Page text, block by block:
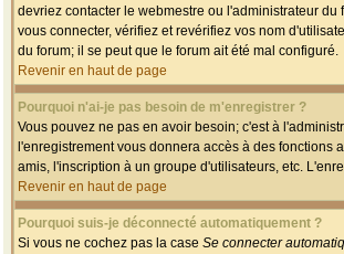
devriez contacter le webmestre ou l'administrateur
vous connecter, vérifiez et revérifiez vos nom
du forum; il se peut que le forum ait été mal configuré.
Revenir en haut de page
Pourquoi n'ai-je pas besoin de m'enregistrer ?
Vous pouvez ne pas en avoir besoin; c'est à
l'enregistrement vous donnera accès à des
amis, l'inscription à un groupe d'utilisateurs, etc.
Revenir en haut de page
Pourquoi suis-je déconnecté automatiquement ?
Si vous ne cochez pas la case Se connecter